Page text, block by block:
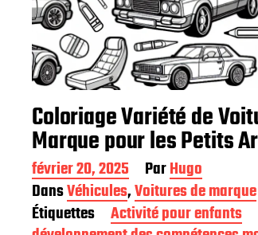
Coloriage Variété de
Marque pour les Petits
D
a
t
e
février 20, 2025 ParHugo
DansVéhicules,Voitures de marque
Étiquettes
Activité pour enfants